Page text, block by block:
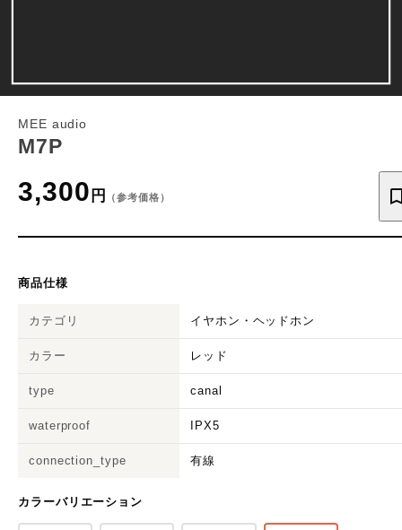
MEE audio
M7P
3,300 円 （参考価格）
商品仕様
カテゴリ イヤホン・ヘッドホン
カラー レッド
type canal
waterproof IPX5
connection_type 有線
カラーバリエーション